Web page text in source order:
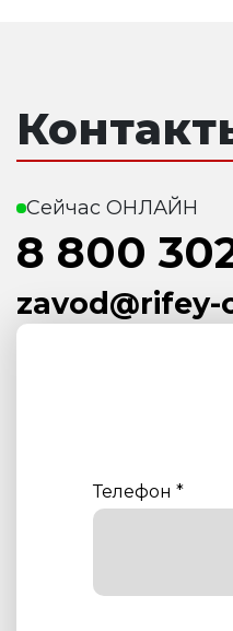
Сейчас ОНЛАЙН
8 800
Телефон *